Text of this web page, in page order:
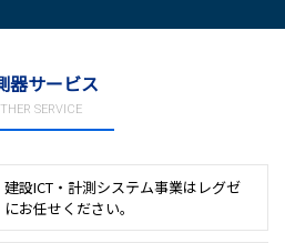
器サービス
SERVICE
建設ICT・計測システム事業は レグゼ
にお任せください。